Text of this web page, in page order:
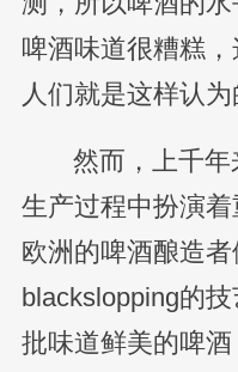
啤酒味道很糟糕
人们就是这样认为
然而，上千
生产过程中扮演着
欧洲的啤酒酿造
blackslopping的
批味道鲜美的啤酒